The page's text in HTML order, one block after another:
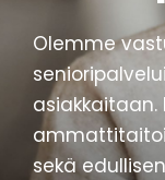
Olemme
sekä